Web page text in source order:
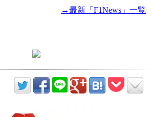
→最新「F1News」一覧